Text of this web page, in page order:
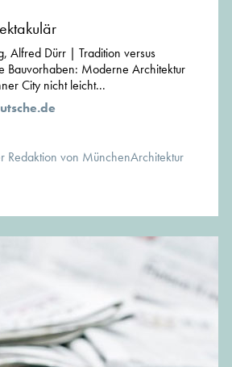
Alfred Dürr | Tradition versus
Bauvorhaben: Moderne Architektur
City nicht leicht...
Redaktion von MünchenArchitektur